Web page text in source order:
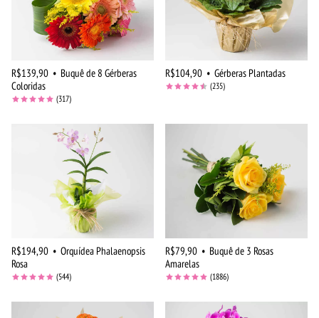
R$139,90 • Buquê de 8 Gérberas
Coloridas
(317)
R$104,90 • Gérberas Plantadas
(235)
R$194,90 • Orquídea Phalaenopsis
Rosa
(544)
R$79,90 • Buquê de 3 Rosas
Amarelas
(1886)